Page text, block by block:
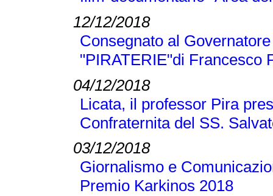
12/12/2018
Consegnato al
"PIRATERIE"di Francesco
04/12/2018
Licata, il professor Pira
Confraternita del SS.
03/12/2018
Giornalismo e
Premio Karkinos 2018